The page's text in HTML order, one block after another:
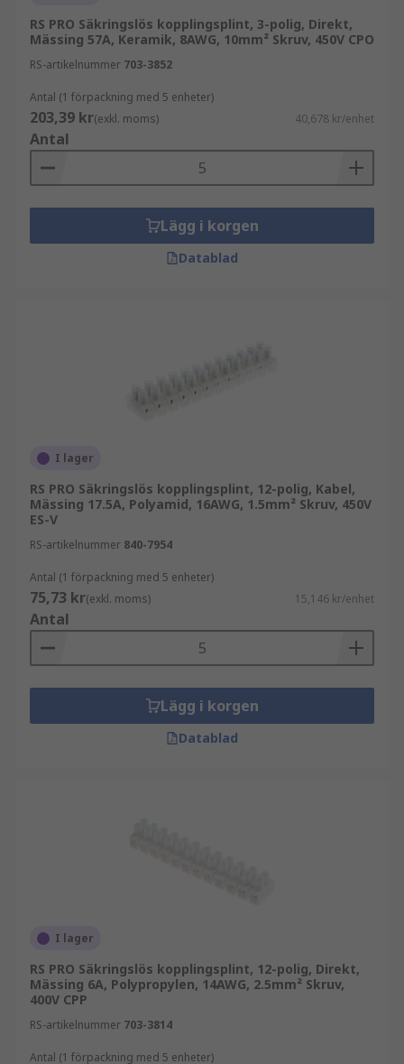
RS PRO Säkringslös kopplingsplint, 3-polig, Direkt,
Mässing 57A, Keramik, 8AWG, 10mm² Skruv, 450V CPO
RS-artikelnummer 703-3852
Antal (1 förpackning med 5 enheter)
203,39 kr(exkl. moms) 40,678 kr/enhet
Antal
Lägg i korgen
Datablad
I lager
RS PRO Säkringslös kopplingsplint, 12-polig, Kabel,
Mässing 17.5A, Polyamid, 16AWG, 1.5mm² Skruv, 450V
ES-V
RS-artikelnummer 840-7954
Antal (1 förpackning med 5 enheter)
75,73 kr(exkl. moms) 15,146 kr/enhet
Antal
Lägg i korgen
Datablad
I lager
RS PRO Säkringslös kopplingsplint, 12-polig, Direkt,
Mässing 6A, Polypropylen, 14AWG, 2.5mm² Skruv,
400V CPP
RS-artikelnummer 703-3814
Antal (1 förpackning med 5 enheter)